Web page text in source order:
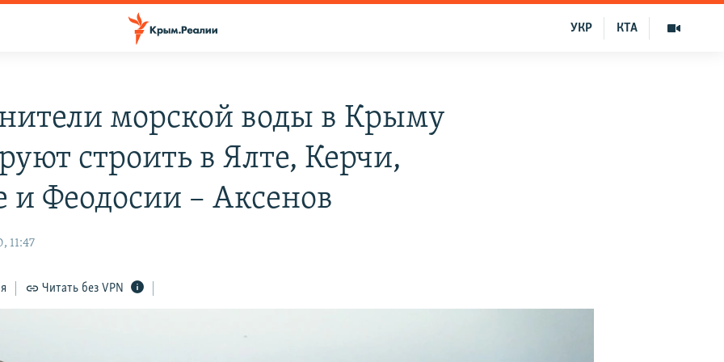
КТА
УКР
морской воды в Крыму
строить в Ялте, Керчи,
и Феодосии – Аксенов
11:47
Читать без VPN